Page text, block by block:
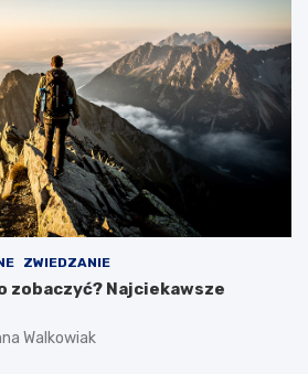
ZWIEDZANIE
zobaczyć? Najciekawsze
Walkowiak